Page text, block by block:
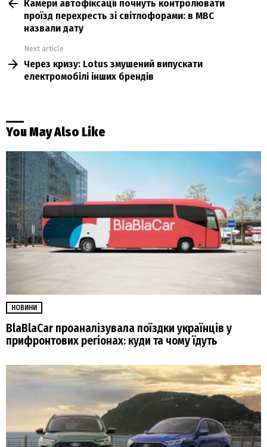
moreКамери автофіксації почнуть контролювати
проїзд перехресть зі світлофорами: в МВС
назвали дату
Next article
Через кризу: Lotus змушений випускати
електромобілі інших брендів
You May Also Like
НОВИНИ
BlaBlaCar проаналізувала поїздки українців у
прифронтових регіонах: куди та чому їдуть